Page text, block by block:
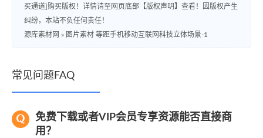
买通道]购买版权！详情请至网页底部【版权声明】查看！因版权产生
纠纷，本站不负任何责任！
源库素材网 » 图片素材 等距手机移动互联网科技立体场景-1
常见问题FAQ
免费下载或者VIP会员专享资源能否直接商
用？